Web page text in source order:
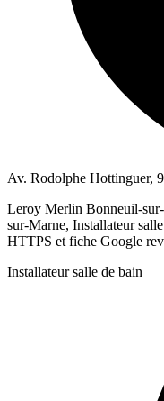
Av. Rodolphe Hottinguer,
Leroy Merlin Bonneuil-
sur-Marne, Installateur
HTTPS et fiche Google
Installateur salle de bain